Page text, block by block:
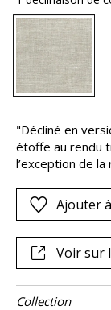
"Décliné en
étoffe au rendu
l’exception de
chatoiement de
soie artificielle,
et soyeuse tout
souplesse et
aussi d’assises
Ajouter
Voir sur
Collection